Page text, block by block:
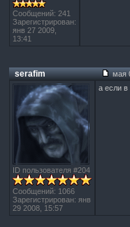
Сообщений: 241
Зарегистрирован:
янв 27 2009,
13:41
serafim мая
ID пользователя #204
Сообщений: 1066
Зарегистрирован: янв
29 2008, 15:57
а если